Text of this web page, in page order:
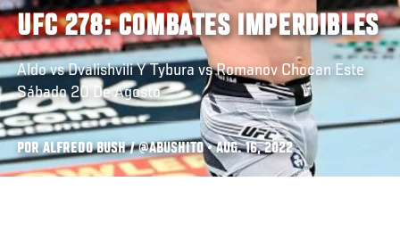
UFC 278: COMBATES IMPERDIBLES
Aldo vs Dvalishvili Y Tybura vs Romanov Chocan Este
Sábado 20 De Agosto
POR ALFREDO BUSH / @ABUSHITO • AUG. 16, 2022